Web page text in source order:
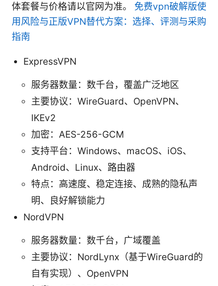
体套餐与价格请以官网为准。 免费vpn破解版使
用风险与正版VPN替代方案：选择、评测与采购
指南
ExpressVPN
服务器数量：数千台，覆盖广泛地区
主要协议：WireGuard、OpenVPN、
IKEv2
加密：AES-256-GCM
支持平台：Windows、macOS、iOS、
Android、Linux、路由器
特点：高速度、稳定连接、成熟的隐私声
明、良好解锁能力
NordVPN
服务器数量：数千台，广域覆盖
主要协议：NordLynx（基于WireGuard的
自有实现）、OpenVPN